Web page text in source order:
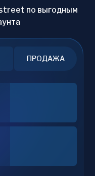
по выгодным
ПРОДАЖА